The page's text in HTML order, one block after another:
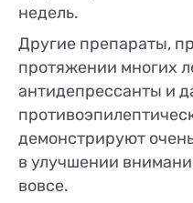
недель.
Другие препараты,
протяжении многих
антидепрессанты и
демонстрируют
в улучшении
вовсе.